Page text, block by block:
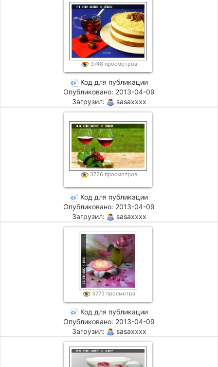
3748 просмотров
Код для публикации
Опубликовано: 2013-04-09
Загрузил:
sasaxxxx
3726 просмотров
Код для публикации
Опубликовано: 2013-04-09
Загрузил:
sasaxxxx
3773 просмотра
Код для публикации
Опубликовано: 2013-04-09
Загрузил:
sasaxxxx